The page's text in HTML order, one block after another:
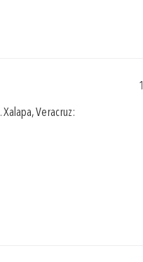
.Xalapa, Veracruz: